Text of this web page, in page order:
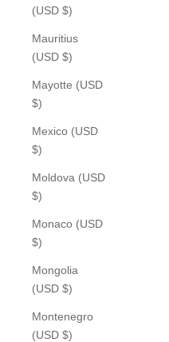
(USD $)
Mauritius
(USD $)
Mayotte (USD
$)
Mexico (USD
$)
Moldova (USD
$)
Monaco (USD
$)
Mongolia
(USD $)
Montenegro
(USD $)